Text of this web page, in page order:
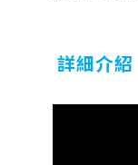
詳細介紹